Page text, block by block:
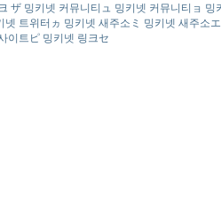
ザ 밍키넷 커뮤니티ュ 밍키넷 커뮤니티ョ
넷 트위터ヵ 밍키넷 새주소ミ 밍키넷 새주
이트ピ 밍키넷 링크セ